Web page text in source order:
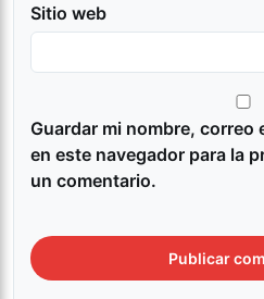
Sitio web
Guardar mi nombre,
en este navegador para la
un comentario.